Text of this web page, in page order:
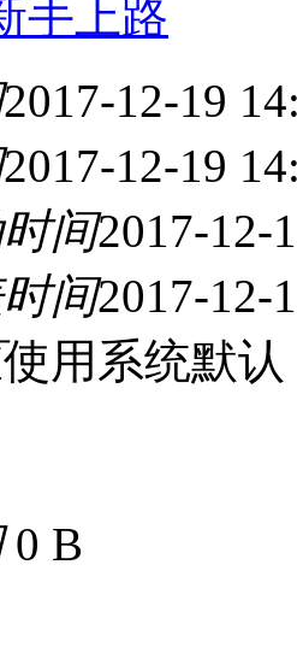
手上路
2017-12-19
2017-12-19
间2017-12-
间2017-12-
使用系统默认
0 B